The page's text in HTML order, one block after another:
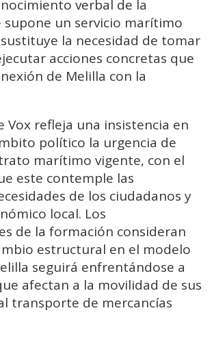
verbal de la
un servicio marítimo
la necesidad de tomar
acciones concretas que
de Melilla con la
Vox refleja una insistencia en
político la urgencia de
marítimo vigente, con el
este contemple las
de los ciudadanos y
local. Los
de la formación consideran
estructural en el modelo
seguirá enfrentándose a
afectan a la movilidad de sus
transporte de mercancías